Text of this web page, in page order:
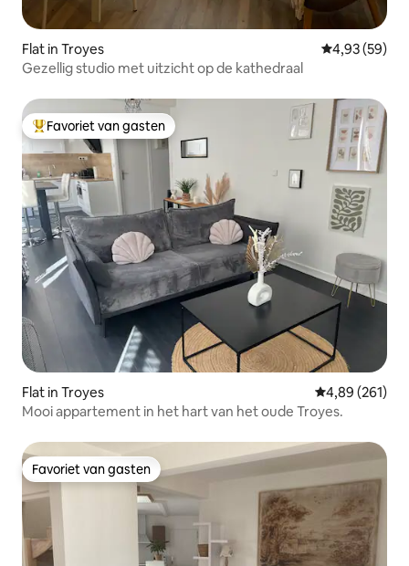
Flat in Troyes Gemiddelde
4,93 (59)
Gezellig studio met uitzicht op de kathedraal
Topfavoriet van gasten
Favoriet van gasten
Flat in Troyes Gemiddelde
4,89 (261)
Mooi appartement in het hart van het oude Troyes.
Favoriet van gasten
Favoriet van gasten